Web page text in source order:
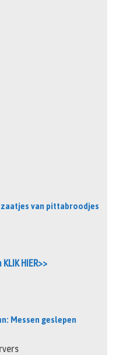
van pittabroodjes
HIER>>
Messen geslepen